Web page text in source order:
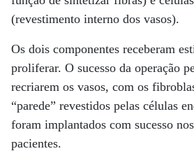
(revestimento interno dos vasos).
Os dois componentes receberam
proliferar. O sucesso da operação
recriarem os vasos, com os
“parede” revestidos pelas células
foram implantados com sucesso
pacientes.